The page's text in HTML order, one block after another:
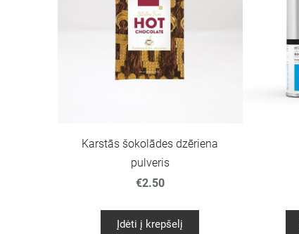
Karstās šokolādes dzēriena
pulveris
€2.50
Įdėti į krepšelį